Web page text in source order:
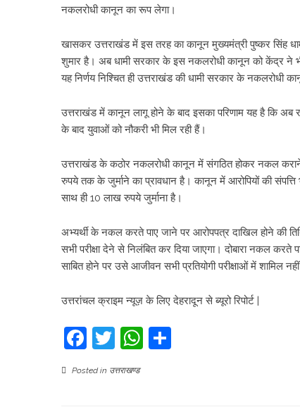
नकलरोधी कानून का रूप लेगा।
खासकर उत्तराखंड में इस तरह का कानून मुख्यमंत्री पुष्कर सिंह
शुमार है। अब धामी सरकार के इस नकलरोधी कानून को केंद्र ने
यह निर्णय निश्चित ही उत्तराखंड की धामी सरकार के नकलरोधी
उत्तराखंड में कानून लागू होने के बाद इसका परिणाम यह है कि अब
के बाद युवाओं को नौकरी भी मिल रही हैं।
उत्तराखंड के कठोर नकलरोधी कानून में संगठित होकर नकल
रुपये तक के जुर्माने का प्रावधान है। कानून में आरोपियों की
साथ ही 10 लाख रुपये जुर्माना है।
अभ्यर्थी के नकल करते पाए जाने पर आरोपपत्र दाखिल होने की
सभी परीक्षा देने से निलंबित कर दिया जाएगा। दोबारा नकल
साबित होने पर उसे आजीवन सभी प्रतियोगी परीक्षाओं में शामिल नहीं
उत्तरांचल क्राइम न्यूज़ के लिए देहरादून से ब्यूरो रिपोर्ट |
Facebook
TwitterWhatsApp
Posted in उत्तराखण्ड